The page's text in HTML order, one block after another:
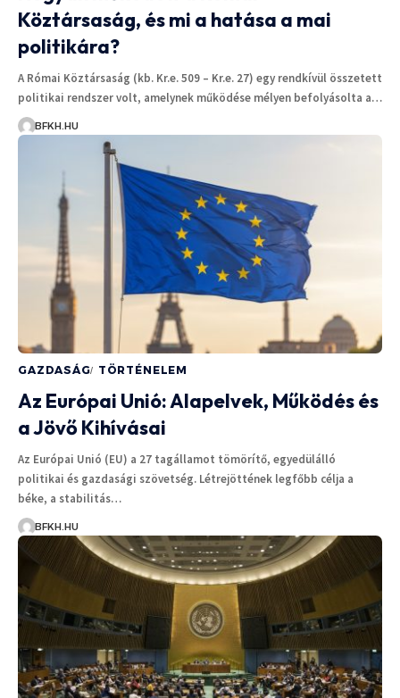
Köztársaság, és mi a hatása a mai
politikára?
A Római Köztársaság (kb. Kr.e. 509 – Kr.e. 27) egy rendkívül összetett
politikai rendszer volt, amelynek működése mélyen befolyásolta a…
BFKH.HU
GAZDASÁG TÖRTÉNELEM
Az Európai Unió: Alapelvek, Működés és
a Jövő Kihívásai
Az Európai Unió (EU) a 27 tagállamot tömörítő, egyedülálló
politikai és gazdasági szövetség. Létrejöttének legfőbb célja a
béke, a stabilitás…
BFKH.HU